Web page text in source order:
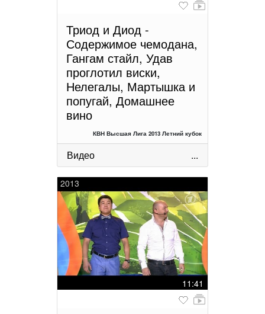
Триод и Диод -
Содержимое чемодана,
Гангам стайл, Удав
проглотил виски,
Нелегалы, Мартышка и
попугай, Домашнее
вино
КВН Высшая Лига 2013 Летний кубок
Видео ...
2013
11:41